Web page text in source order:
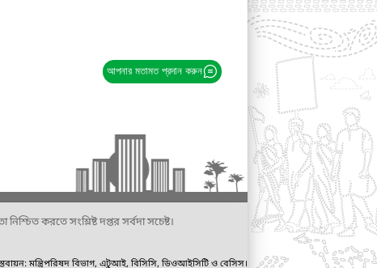
আপনার মতামত প্রদান করুন
করতে সংশ্লিষ্ট দপ্তর সর্বদা সচেষ্ট।
মন্ত্রিপরিষদ বিভাগ, এটুআই, বিসিসি, ডিওআইসিটি ও বেসিস।